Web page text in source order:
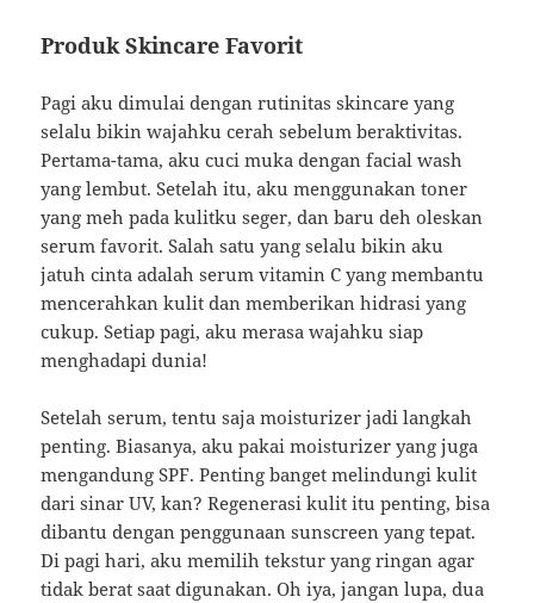
Produk Skincare Favorit
Pagi aku dimulai dengan rutinitas skincare yang
selalu bikin wajahku cerah sebelum beraktivitas.
Pertama-tama, aku cuci muka dengan facial wash
yang lembut. Setelah itu, aku menggunakan toner
yang meh pada kulitku seger, dan baru deh oleskan
serum favorit. Salah satu yang selalu bikin aku
jatuh cinta adalah serum vitamin C yang membantu
mencerahkan kulit dan memberikan hidrasi yang
cukup. Setiap pagi, aku merasa wajahku siap
menghadapi dunia!
Setelah serum, tentu saja moisturizer jadi langkah
penting. Biasanya, aku pakai moisturizer yang juga
mengandung SPF. Penting banget melindungi kulit
dari sinar UV, kan? Regenerasi kulit itu penting, bisa
dibantu dengan penggunaan sunscreen yang tepat.
Di pagi hari, aku memilih tekstur yang ringan agar
tidak berat saat digunakan. Oh iya, jangan lupa, dua